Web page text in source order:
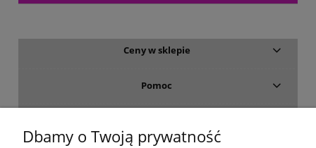
Ceny w sklepie
Pomoc
Dbamy o Twoją prywatność